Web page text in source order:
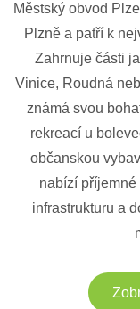
Městský obvod
Plzně a patří k
Zahrnuje části
Vinice, Roudná
známá svou
rekreací u
občanskou
nabízí
infrastrukturu a